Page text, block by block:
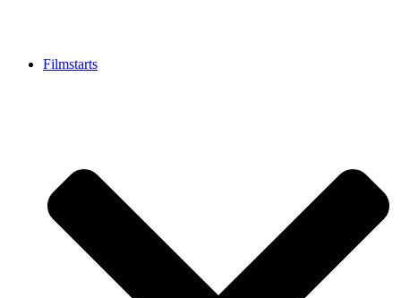
Filmstarts